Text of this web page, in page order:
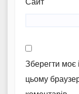
Зберегти моє
цьому